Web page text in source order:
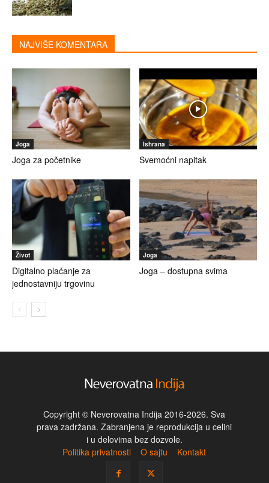
NAJVIŠE KOMENTARA
Joga
Joga za početnike
Ishrana
Svemoćni napitak
Život
Digitalno plaćanje za
jednostavniju trgovinu
Joga
Joga – dostupna svima
Copyright © Neverovatna Indija 2016-2026. Sva
prava zadržana. Zabranjena je reprodukcija u celini
i u delovima bez dozvole.
Politika privatnosti
O sajtu Kontakt